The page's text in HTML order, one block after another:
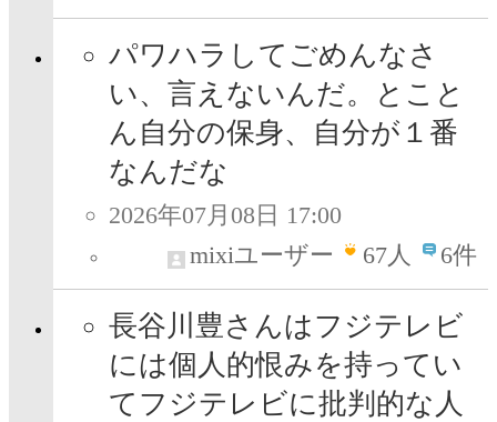
パワハラしてごめんなさ
い、言えないんだ。とこと
ん自分の保身、自分が１番
なんだな
2026年07月08日 17:00
mixiユーザー
67人 6件
長谷川豊さんはフジテレビ
には個人的恨みを持ってい
てフジテレビに批判的な人